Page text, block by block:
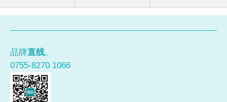
品牌直线。
0755-8270 1066